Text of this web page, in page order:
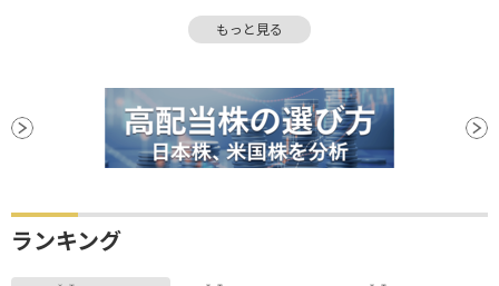
NY連銀製造業景気指数
大台
決算
もっと見る
ランキング